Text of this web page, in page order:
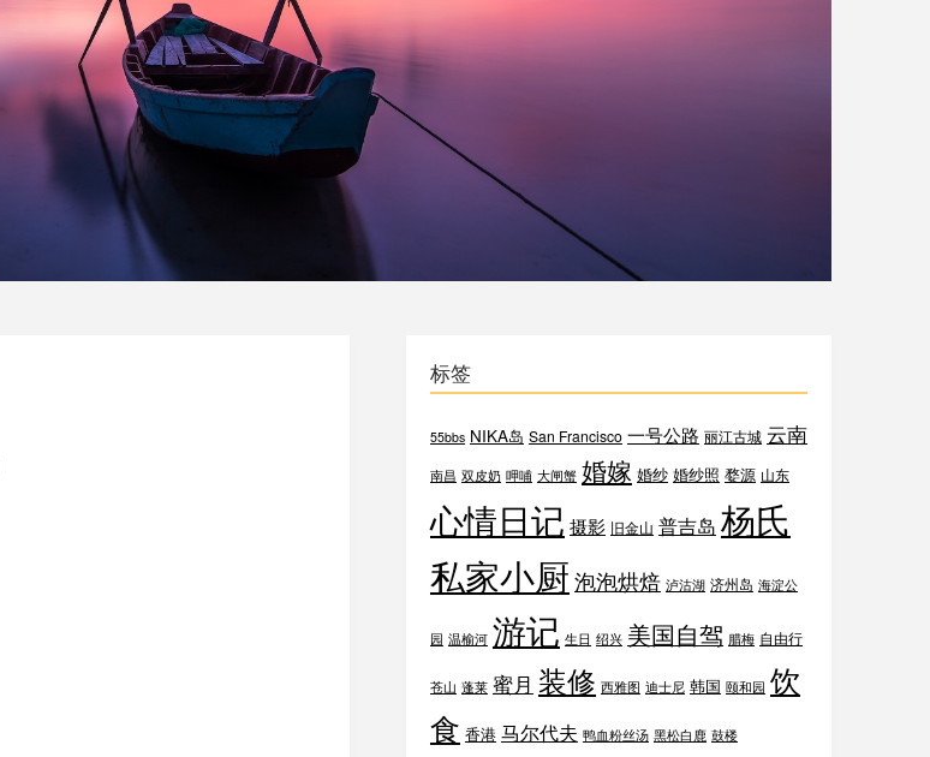
标签
55bbs NIKA岛 San Francisco 一号公路 丽江古城 云南
南昌 双皮奶 呷哺 大闸蟹 婚嫁 婚纱 婚纱照 婺源 山东
心情日记 摄影 旧金山 普吉岛 杨氏
私家小厨泡泡烘焙 泸沽湖 济州岛 海淀公
园 温榆河 游记 生日 绍兴 美国自驾 腊梅 自由行
苍山 蓬莱 蜜月 装修 西雅图 迪士尼 韩国 颐和园 饮
食 香港 马尔代夫 鸭血粉丝汤 黑松白鹿 鼓楼